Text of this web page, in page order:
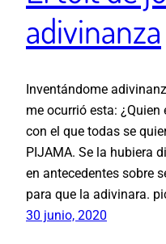
adivinanza
Inventándome
me ocurrió esta:
con el que todas se
PIJAMA. Se la hubiera
en antecedentes sobre
para que la adivinara.
30 junio, 2020